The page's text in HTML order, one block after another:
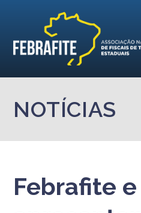
NOTÍCIAS
Febrafite e